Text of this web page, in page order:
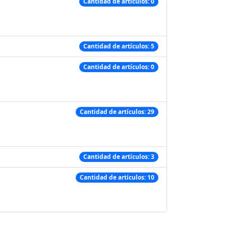
Cantidad de artículos: 5
Cantidad de artículos: 0
Cantidad de artículos: 29
Cantidad de artículos: 3
Cantidad de artículos: 10